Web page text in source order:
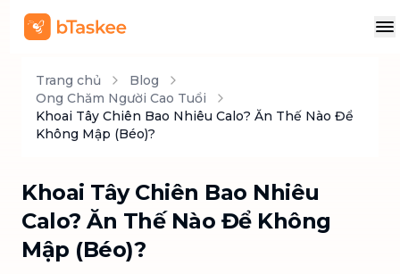
Trang chủ
Blog
Ong Chăm Người Cao Tuổi
Khoai Tây Chiên Bao Nhiêu Calo? Ăn Thế Nào Để
Không Mập (Béo)?
Khoai Tây Chiên Bao Nhiêu
Calo? Ăn Thế Nào Để Không
Mập (Béo)?